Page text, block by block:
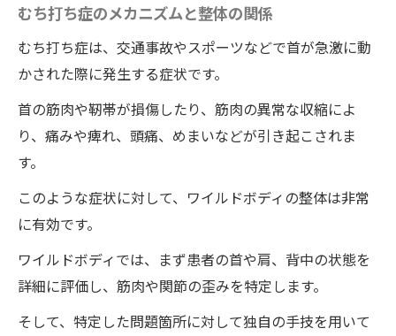
ワイルドボディの整体でむち打ち症を一回の施
術で克服するためのステップ
初診時のカウンセリングと診断
個別施術プランの作成
施術の実施と注意点
再発防止のためのアドバイス
実際の利用者のケーススタディ
徳島県の整体院・ワイルドボディで痛みと痺れ
が消える瞬間を体験する
整体院選びのポイント
むち打ち症のメカニズムと整体の関係
むち打ち症は、交通事故やスポーツなどで首が急激に動
かされた際に発生する症状です。
首の筋肉や靭帯が損傷したり、筋肉の異常な収縮によ
り、痛みや痺れ、頭痛、めまいなどが引き起こされま
す。
このような症状に対して、ワイルドボディの整体は非常
に有効です。
ワイルドボディでは、まず患者の首や肩、背中の状態を
詳細に評価し、筋肉や関節の歪みを特定します。
そして、特定した問題箇所に対して独自の手技を用いて